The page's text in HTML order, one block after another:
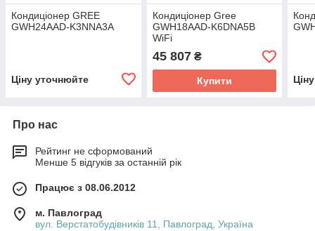
Кондиціонер GREE
GWH24AAD-K3NNA3A
Ціну уточнюйте
Кондиціонер Gree
GWH18AAD-K6DNA5B
WiFi
45 807₴
Купити
Про нас
Рейтинг не сформований
Менше 5 відгуків за останній рік
Працює з 08.06.2012
м. Павлоград
вул. Верстатобудівників 11, Павлоград, Україна